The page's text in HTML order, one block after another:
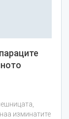
изминатите